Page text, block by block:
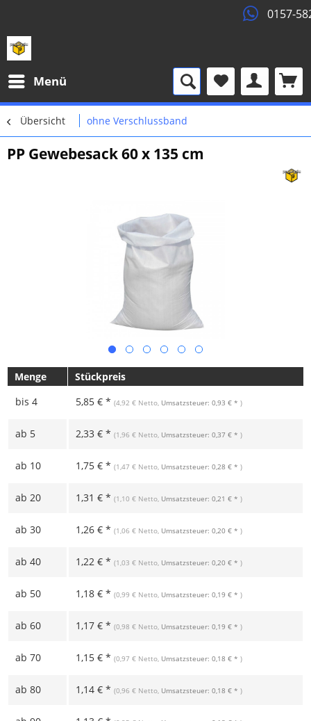
0157-58295099
Menü
Übersicht ohne Verschlussband
PP Gewebesack 60 x 135 cm
Menge
Stückpreis
bis 4 5,85 € * (4,92 € Netto, Umsatzsteuer: 0,93 € * )
ab 5 2,33 € * (1,96 € Netto, Umsatzsteuer: 0,37 € * )
ab 10 1,75 € * (1,47 € Netto, Umsatzsteuer: 0,28 € * )
ab 20 1,31 € * (1,10 € Netto, Umsatzsteuer: 0,21 € * )
ab 30 1,26 € * (1,06 € Netto, Umsatzsteuer: 0,20 € * )
ab 40 1,22 € * (1,03 € Netto, Umsatzsteuer: 0,20 € * )
ab 50 1,18 € * (0,99 € Netto, Umsatzsteuer: 0,19 € * )
ab 60 1,17 € * (0,98 € Netto, Umsatzsteuer: 0,19 € * )
ab 70 1,15 € * (0,97 € Netto, Umsatzsteuer: 0,18 € * )
ab 80 1,14 € * (0,96 € Netto, Umsatzsteuer: 0,18 € * )